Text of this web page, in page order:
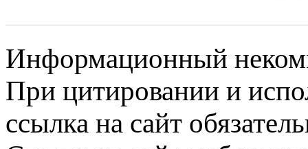
Информационный
При цитировании и
ссылка на сайт